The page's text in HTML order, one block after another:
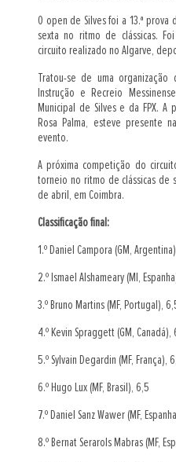
O open de Silves foi a 13.ª prova
sexta no ritmo de clássicas.
circuito realizado no Algarve,
Tratou-se de uma
Instrução e Recreio
Municipal de Silves e da FPX. A
Rosa Palma, esteve presente
evento.
A próxima competição do
torneio no ritmo de clássicas de
de abril, em Coimbra.
Classificação final:
1.º Daniel Campora (GM,
2.º Ismael Alshameary (MI,
3.º Bruno Martins (MF, Portugal),
4.º Kevin Spraggett (GM, Canadá),
5.º Sylvain Degardin (MF, França),
6.º Hugo Lux (MF, Brasil), 6,5
7.º Daniel Sanz Wawer (MF,
8.º Bernat Serarols Mabras (MF,